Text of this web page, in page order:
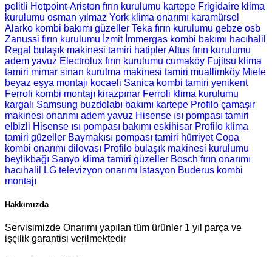
pelitli Hotpoint-Ariston fırın kurulumu kartepe Frigidaire klima
kurulumu osman yılmaz York klima onarımı karamürsel
Alarko kombi bakımı güzeller Teka fırın kurulumu gebze osb
Zanussi fırın kurulumu İzmit İmmergas kombi bakımı hacıhalil
Regal bulaşık makinesi tamiri hatipler Altus fırın kurulumu
adem yavuz Electrolux fırın kurulumu cumaköy Fujitsu klima
tamiri mimar sinan kurutma makinesi tamiri muallimköy Miele
beyaz eşya montajı kocaeli Sanica kombi tamiri yenikent
Ferroli kombi montajı kirazpınar Ferroli klima kurulumu
kargalı Samsung buzdolabı bakımı kartepe Profilo çamaşır
makinesi onarımı adem yavuz Hisense ısı pompası tamiri
elbizli Hisense ısı pompası bakımı eskihisar Profilo klima
tamiri güzeller Baymakısı pompası tamiri hürriyet Copa
kombi onarımı dilovası Profilo bulaşık makinesi kurulumu
beylikbağı Sanyo klima tamiri güzeller Bosch fırın onarımı
hacıhalil LG televizyon onarımı İstasyon Buderus kombi
montajı
Hakkımızda
Servisimizde Onarımı yapılan tüm ürünler 1 yıl parça ve
işçilik garantisi verilmektedir